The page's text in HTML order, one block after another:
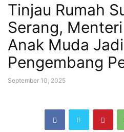
Tinjau Rumah
Serang,
Anak Muda Jadi
Pengembang
September 10, 2025